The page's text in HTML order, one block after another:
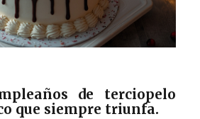
de terciopelo
que siempre triunfa.